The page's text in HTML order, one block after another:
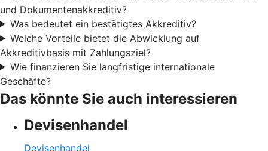
und Dokumentenakkreditiv?
Was bedeutet ein bestätigtes Akkreditiv?
Welche Vorteile bietet die Abwicklung auf
Akkreditivbasis mit Zahlungsziel?
Wie finanzieren Sie langfristige internationale
Geschäfte?
Das könnte Sie auch interessieren
Devisenhandel
Devisenhandel